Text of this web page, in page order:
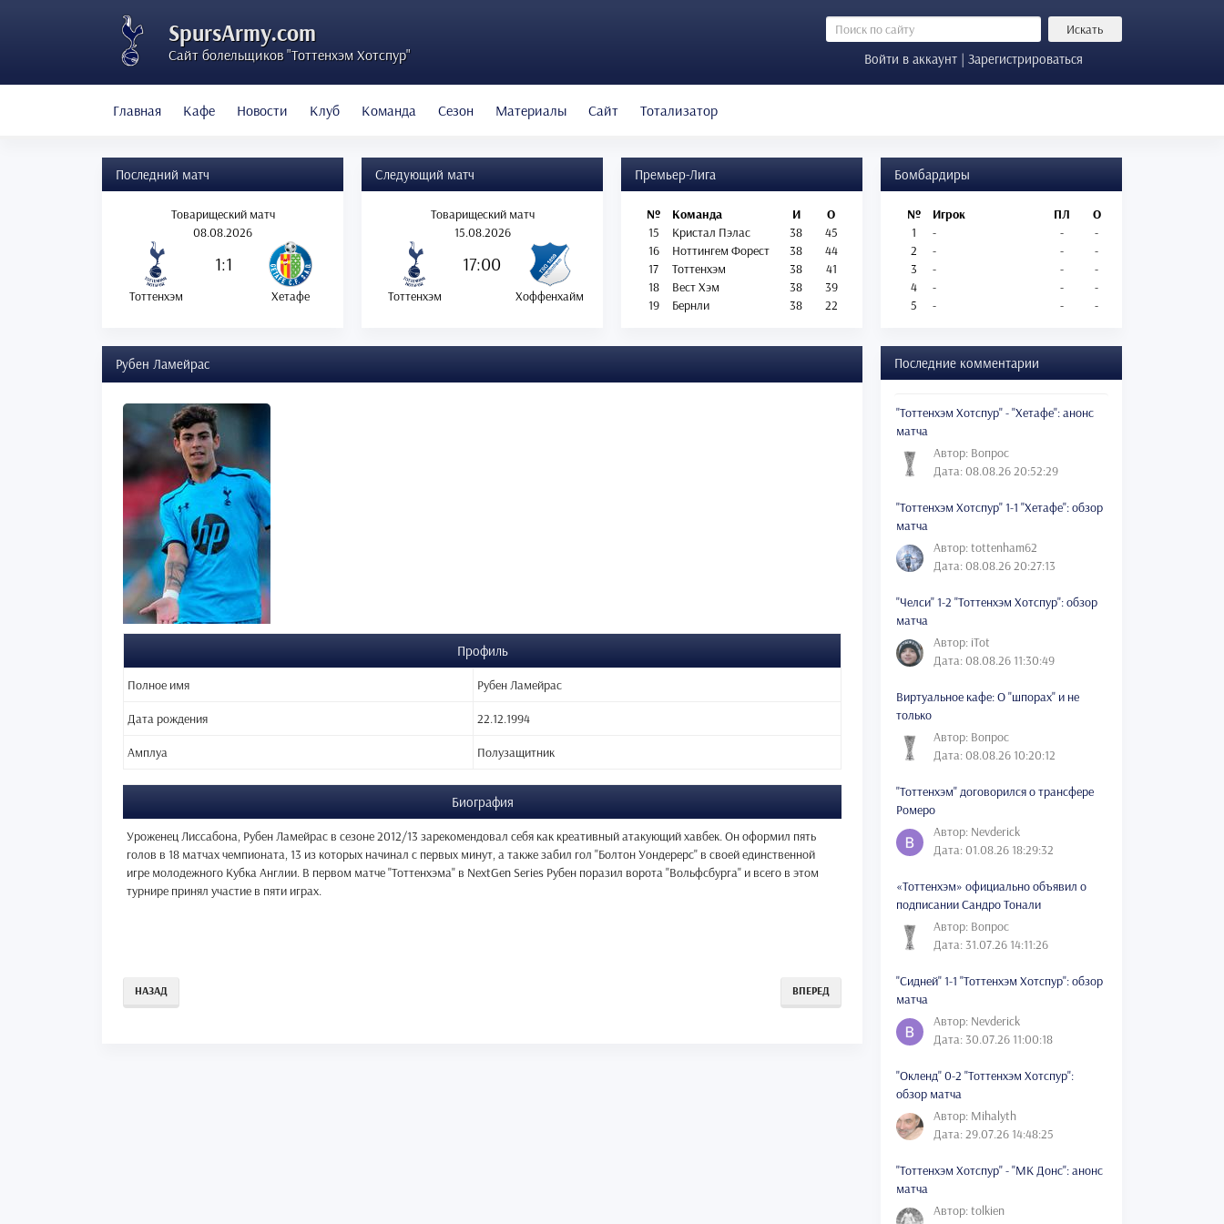
SpursArmy.com
Сайт болельщиков "Тоттенхэм Хотспур"
Искать
Войти в аккаунт | Зарегистрироваться
Главная Кафе Новости Клуб Команда Сезон Материалы Сайт Тотализатор
Последний матч
Товарищеский матч
08.08.2026
1:1
Тоттенхэм Хетафе
Следующий матч
Товарищеский матч
15.08.2026
17:00
Тоттенхэм Хоффенхайм
Премьер-Лига
№ Команда И
О
15
Кристал Пэлас 38
45
16
Ноттингем Форест 38
44
17
Тоттенхэм 38
41
18
Вест Хэм 38
39
19
Бернли 38 22
Бомбардиры
№ Игрок ПЛ
О
1
- -
-
2
- -
-
3
- -
-
4
- -
-
5
- - -
Рубен Ламейрас
Профиль
Полное имя Рубен Ламейрас
Дата рождения 22.12.1994
Амплуа Полузащитник
Биография
Уроженец Лиссабона, Рубен Ламейрас в сезоне 2012/13 зарекомендовал себя как креативный атакующий хавбек. Он оформил пять
голов в 18 матчах чемпионата, 13 из которых начинал с первых минут, а также забил гол "Болтон Уондерерс" в своей единственной
игре молодежного Кубка Англии. В первом матче "Тоттенхэма" в NextGen Series Рубен поразил ворота "Вольфсбурга" и всего в этом
турнире принял участие в пяти играх.
НАЗАД ВПЕРЕД
Последние комментарии
"Тоттенхэм Хотспур" - "Хетафе": анонс
матча
Автор: Вопрос
Дата: 08.08.26 20:52:29
"Тоттенхэм Хотспур" 1-1 "Хетафе": обзор
матча
Автор: tottenham62
Дата: 08.08.26 20:27:13
"Челси" 1-2 "Тоттенхэм Хотспур": обзор
матча
Автор: iTot
Дата: 08.08.26 11:30:49
Виртуальное кафе: О "шпорах" и не
только
Автор: Вопрос
Дата: 08.08.26 10:20:12
"Тоттенхэм" договорился о трансфере
Ромеро
Автор: Nevderick
Дата: 01.08.26 18:29:32
«Тоттенхэм» официально объявил о
подписании Сандро Тонали
Автор: Вопрос
Дата: 31.07.26 14:11:26
"Сидней" 1-1 "Тоттенхэм Хотспур": обзор
матча
Автор: Nevderick
Дата: 30.07.26 11:00:18
"Окленд" 0-2 "Тоттенхэм Хотспур":
обзор матча
Автор: Mihalyth
Дата: 29.07.26 14:48:25
"Тоттенхэм Хотспур" - "МК Донс": анонс
матча
Автор: tolkien